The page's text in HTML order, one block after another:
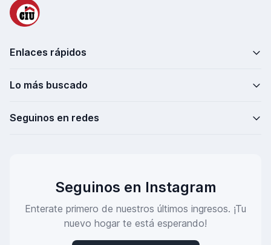
Enlaces rápidos
Lo más buscado
Seguinos en redes
Seguinos en Instagram
Enterate primero de nuestros últimos ingresos. ¡Tu
nuevo hogar te está esperando!